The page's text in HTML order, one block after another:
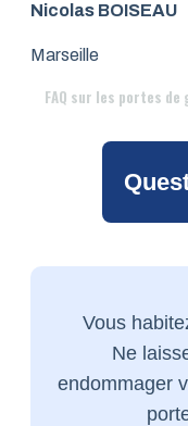
Nicolas BOISEAU
Marseille
FAQ sur les portes de
Vous
Ne
endommager